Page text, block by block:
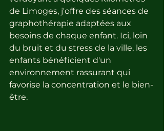
de Limoges, j'offre des séances de
graphothérapie adaptées aux
besoins de chaque enfant. Ici, loin
du bruit et du stress de la ville, les
enfants bénéficient d'un
environnement rassurant qui
favorise la concentration et le bien-
être.